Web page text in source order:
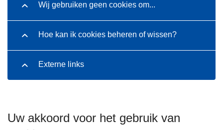
Wij gebruiken geen cookies om...
Hoe kan ik cookies beheren of wissen?
Externe links
Uw akkoord voor het gebruik van